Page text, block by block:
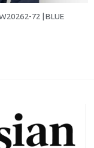
72 | BLUE